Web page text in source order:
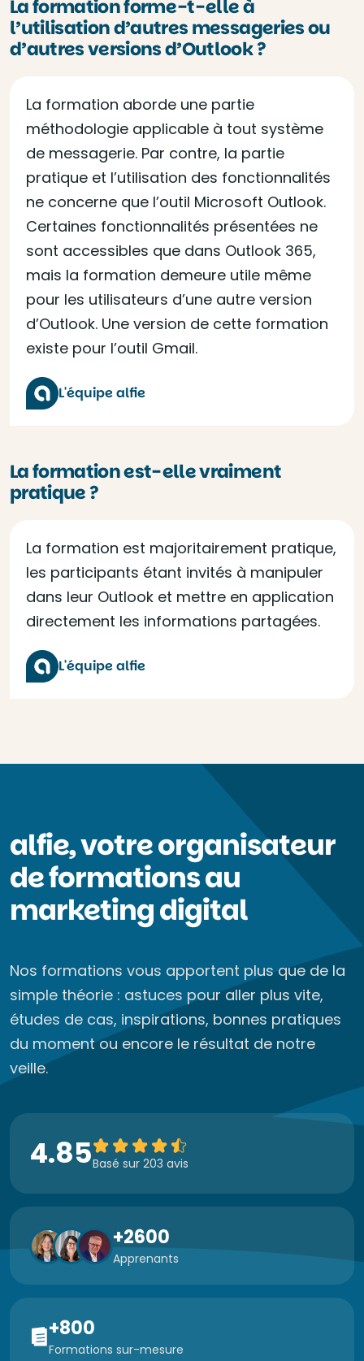
La formation forme-t-elle à
l’utilisation d’autres messageries ou
d’autres versions d’Outlook ?
La formation aborde une partie
méthodologie applicable à tout système
de messagerie. Par contre, la partie
pratique et l’utilisation des fonctionnalités
ne concerne que l’outil Microsoft Outlook.
Certaines fonctionnalités présentées ne
sont accessibles que dans Outlook 365,
mais la formation demeure utile même
pour les utilisateurs d’une autre version
d’Outlook. Une version de cette formation
existe pour l’outil Gmail.
L'équipe alfie
La formation est-elle vraiment
pratique ?
La formation est majoritairement pratique,
les participants étant invités à manipuler
dans leur Outlook et mettre en application
directement les informations partagées.
L'équipe alfie
alfie, votre organisateur
de formations au
marketing digital
Nos formations vous apportent plus que de la
simple théorie : astuces pour aller plus vite,
études de cas, inspirations, bonnes pratiques
du moment ou encore le résultat de notre
veille.
4.85Basé sur 203 avis
+2600
Apprenants
+800
Formations sur-mesure